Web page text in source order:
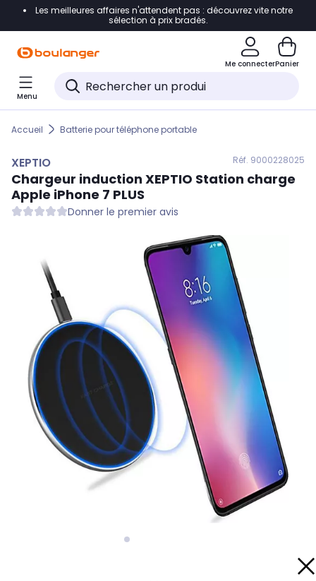
Accéder directement à la navigation
Accéder directement au pied de page
Accéder directement au chatbot
Les meilleures affaires n'attendent pas : découvrez vite notre
sélection à prix bradés.
Me connecterPanier
Menu
Accueil Batterie pour téléphone portable
XEPTIO Réf. 9000228025
Chargeur induction XEPTIO Station charge
Apple iPhone 7 PLUS
Donner le premier avis